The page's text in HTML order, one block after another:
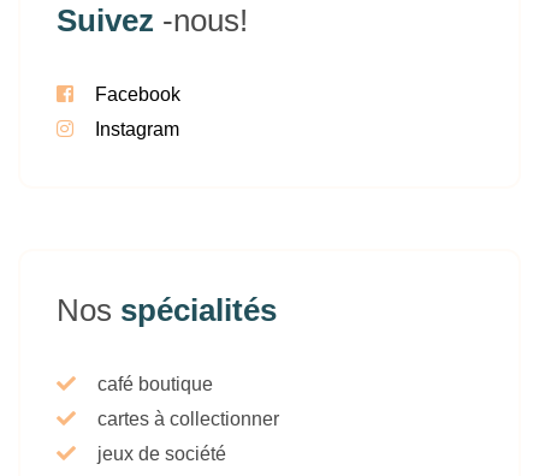
Suivez -nous!
Facebook
Instagram
Nos spécialités
café boutique
cartes à collectionner
jeux de société